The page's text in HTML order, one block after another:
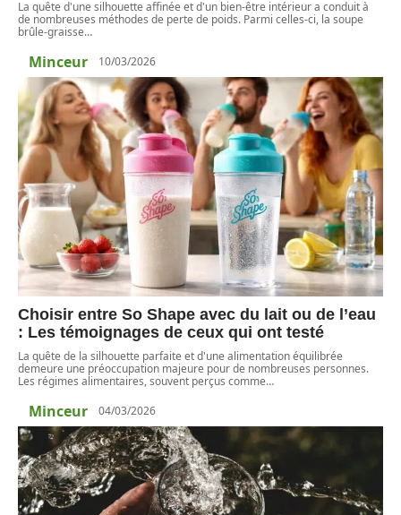
La quête d'une silhouette affinée et d'un bien-être intérieur a conduit à
de nombreuses méthodes de perte de poids. Parmi celles-ci, la soupe
brûle-graisse…
Minceur 10/03/2026
Choisir entre So Shape avec du lait ou de l’eau
: Les témoignages de ceux qui ont testé
La quête de la silhouette parfaite et d'une alimentation équilibrée
demeure une préoccupation majeure pour de nombreuses personnes.
Les régimes alimentaires, souvent perçus comme…
Minceur 04/03/2026